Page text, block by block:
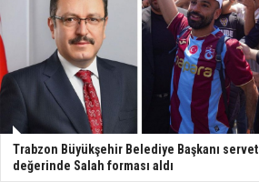
Trabzon Büyükşehir Belediye Başkanı servet
değerinde Salah forması aldı